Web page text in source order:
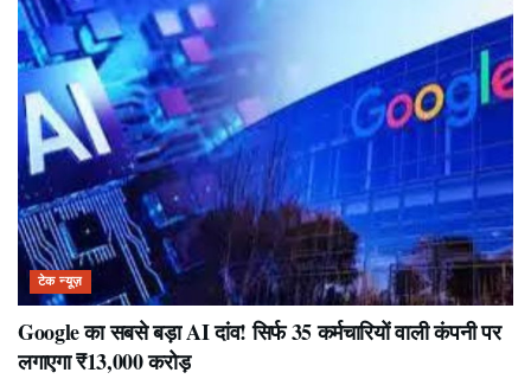
टेक न्यूज़
Google का सबसे बड़ा AI दांव! सिर्फ 35 कर्मचारियों वाली कंपनी पर
लगाएगा ₹13,000 करोड़